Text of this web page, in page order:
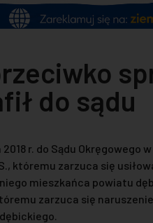
do sądu
r. do Sądu Okręgowego
któremu zarzuca się
mieszkańca powiatu
zarzuca się